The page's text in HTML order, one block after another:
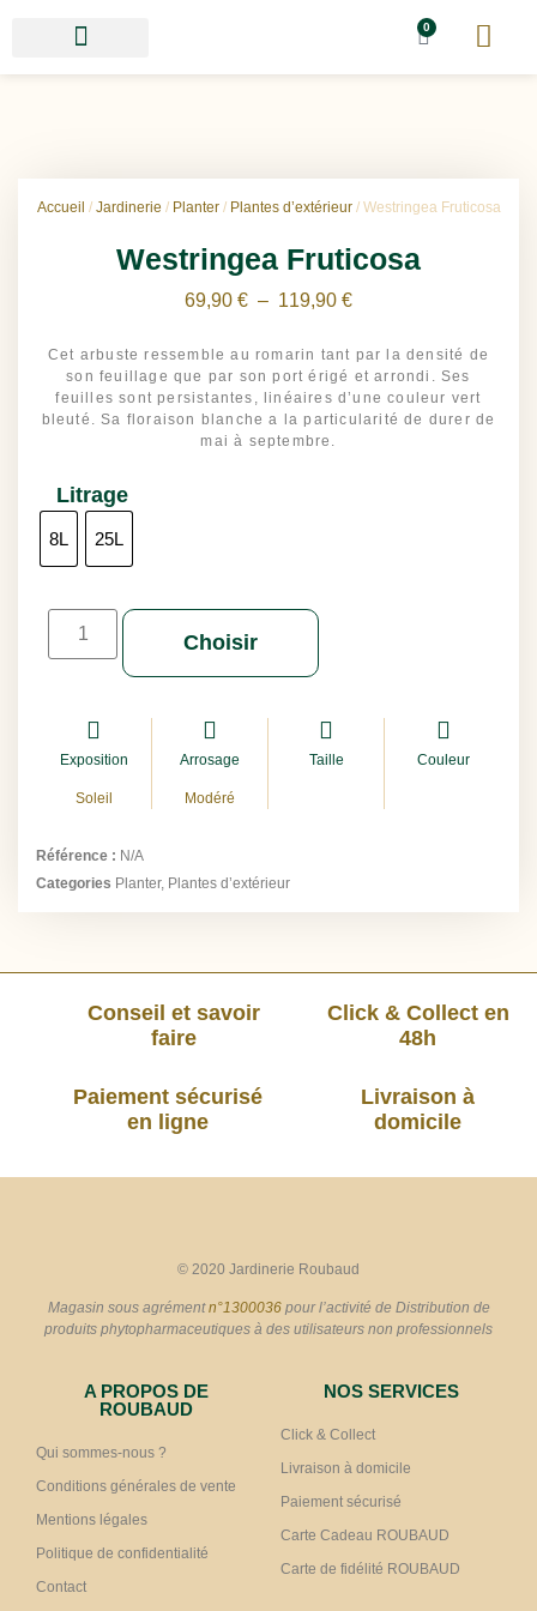
0
Accueil / Jardinerie / Planter/ Plantes d’extérieur/ Westringea Fruticosa
Westringea Fruticosa
69,90 € – 119,90 €
Cet arbuste ressemble au romarin tant par la densité de
son feuillage que par son port érigé et arrondi. Ses
feuilles sont persistantes, linéaires d’une couleur vert
bleuté. Sa floraison blanche a la particularité de durer de
mai à septembre.
Litrage
8L 25L
Choisir
Exposition
Soleil
Arrosage
Modéré
Taille Couleur
Référence : N/A
Categories Planter, Plantes d’extérieur
Conseil et savoir
faire
Click & Collect en
48h
Paiement sécurisé
en ligne
Livraison à
domicile
© 2020 Jardinerie Roubaud
Magasin sous agrémentn°1300036pour l’activité de Distribution de
produits phytopharmaceutiques à des utilisateurs non professionnels
A PROPOS DE
ROUBAUD
Qui sommes-nous ?
Conditions générales de vente
Mentions légales
Politique de confidentialité
Contact
NOS SERVICES
Click & Collect
Livraison à domicile
Paiement sécurisé
Carte Cadeau ROUBAUD
Carte de fidélité ROUBAUD